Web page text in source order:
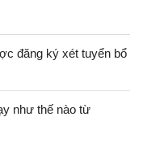
đăng ký xét tuyển bổ
như thế nào từ